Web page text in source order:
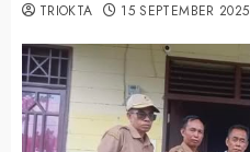
TRIOKTA 15 SEPTEMBER 2025